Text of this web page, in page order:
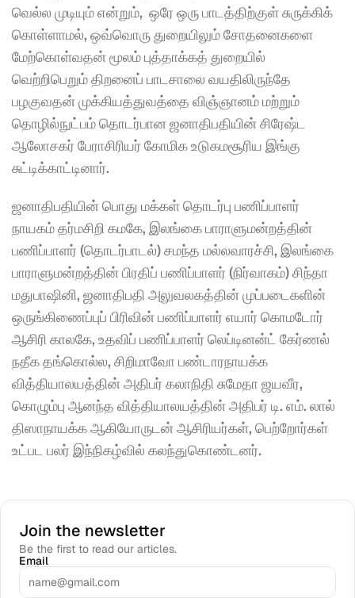
வெல்ல முடியும் என்றும்,  ஒரே ஒரு பாடத்திற்குள் சுருக்கிக்
கொள்ளாமல், ஒவ்வொரு துறையிலும் சோதனைகளை
மேற்கொள்வதன் மூலம் புத்தாக்கத் துறையில்
வெற்றிபெறும் திறனைப் பாடசாலை வயதிலிருந்தே
பழகுவதன் முக்கியத்துவத்தை விஞ்ஞானம் மற்றும்
தொழில்நுட்பம் தொடர்பான ஜனாதிபதியின் சிரேஷ்ட
ஆலோசகர் பேராசிரியர் கோமிக உடுகமசூரிய இங்கு
சுட்டிக்காட்டினார்.
ஜனாதிபதியின் பொது மக்கள் தொடர்பு பணிப்பாளர்
நாயகம் தர்மசிறி கமகே, இலங்கை பாராளுமன்றத்தின்
பணிப்பாளர் (தொடர்பாடல்) சமந்த மல்லவாரச்சி, இலங்கை
பாராளுமன்றத்தின் பிரதிப் பணிப்பாளர் (நிர்வாகம்) சிந்தா
மதுபாஷினி, ஜனாதிபதி அலுவலகத்தின் முப்படைகளின்
ஒருங்கிணைப்புப் பிரிவின் பணிப்பாளர் எயார் கொமடோர்
ஆசிரி காலகே, உதவிப் பணிப்பாளர் லெப்டினன்ட் கேர்ணல்
நதீக தங்கொல்ல, சிறிமாவோ பண்டாரநாயக்க
வித்தியாலயத்தின் அதிபர் கலாநிதி சுமேதா ஜயவீர,
கொழும்பு ஆனந்த வித்தியாலயத்தின் அதிபர் டி. எம். லால்
திஸாநாயக்க ஆகியோருடன் ஆசிரியர்கள், பெற்றோர்கள்
உட்பட பலர் இந்நிகழ்வில் கலந்துகொண்டனர்.
Join the newsletter
Be the first to read our articles.
Email